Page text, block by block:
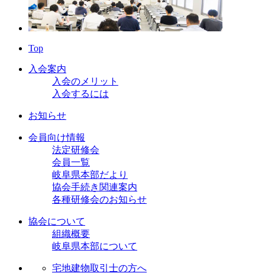
Top
入会案内
入会のメリット
入会するには
お知らせ
会員向け情報
法定研修会
会員一覧
岐阜県本部だより
協会手続き関連案内
各種研修会のお知らせ
協会について
組織概要
岐阜県本部について
宅地建物取引士の方へ